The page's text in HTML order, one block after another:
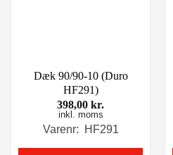
Dæk 90/90-10 (Duro
HF291)
398,00 kr.
inkl. moms
Varenr: HF291